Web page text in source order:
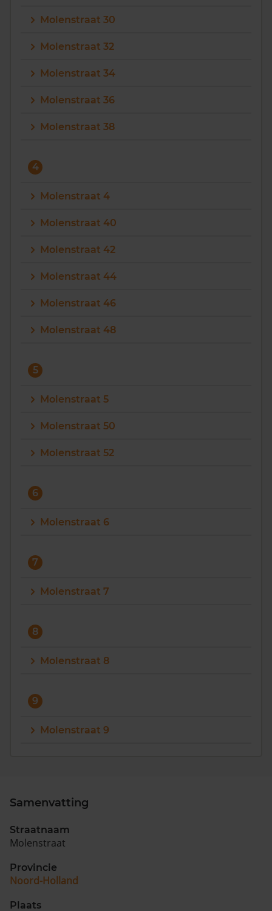
Molenstraat 30
Molenstraat 32
Molenstraat 34
Molenstraat 36
Molenstraat 38
4
Molenstraat 4
Molenstraat 40
Molenstraat 42
Molenstraat 44
Molenstraat 46
Molenstraat 48
5
Molenstraat 5
Molenstraat 50
Molenstraat 52
6
Molenstraat 6
7
Molenstraat 7
8
Molenstraat 8
9
Molenstraat 9
Samenvatting
Straatnaam
Molenstraat
Provincie
Noord-Holland
Plaats